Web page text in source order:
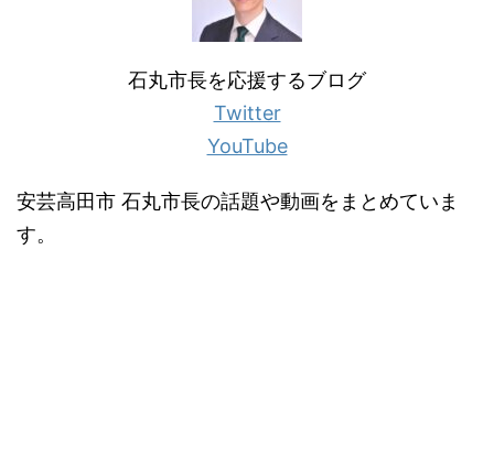
石丸市長を応援するブログ
Twitter
YouTube
安芸高田市 石丸市長の話題や動画をまとめていま
す。